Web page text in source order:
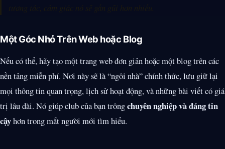
Một Góc Nhỏ Trên Web hoặc Blog
Nếu có thể, hãy tạo một trang web đơn giản hoặc một blog trên các
nền tảng miễn phí. Nơi này sẽ là “ngôi nhà” chính thức, lưu giữ lại
mọi thông tin quan trọng, lịch sử hoạt động, và những bài viết có giá
trị lâu dài. Nó giúp club của bạn trôngchuyên nghiệp và đáng tin
cậyhơn trong mắt người mới tìm hiểu.